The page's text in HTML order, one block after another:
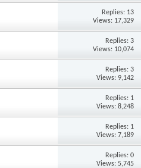
Replies: 13
Views: 17,329
Replies: 3
Views: 10,074
Replies: 3
Views: 9,142
Replies: 1
Views: 8,248
Replies: 1
Views: 7,189
Replies: 0
Views: 5,745